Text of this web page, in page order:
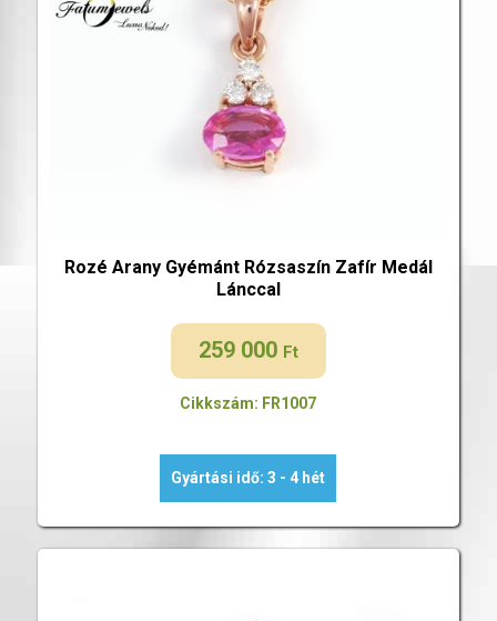
Rozé Arany Gyémánt Rózsaszín Zafír Medál
Lánccal
259 000 Ft
Cikkszám: FR1007
Gyártási idő: 3 - 4 hét